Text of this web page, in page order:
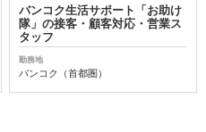
バンコク生活サポート「お助け
隊」の接客・顧客対応・営業ス
タッフ
勤務地
バンコク（首都圏）